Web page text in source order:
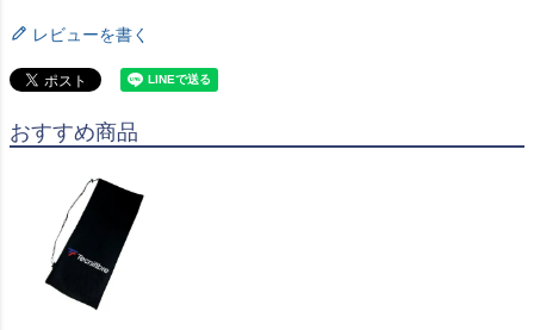
レビューを書く
おすすめ商品